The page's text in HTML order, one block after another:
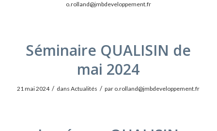
o.rolland@jmbdeveloppement.fr
Séminaire QUALISIN de
mai 2024
21 mai 2024 / dansActualités / par o.rolland@jmbdeveloppement.fr